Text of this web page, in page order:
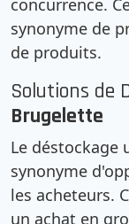
synonyme de
de produits.
Solutions de
Brugelette
Le déstockage
synonyme
les acheteurs.
un achat en